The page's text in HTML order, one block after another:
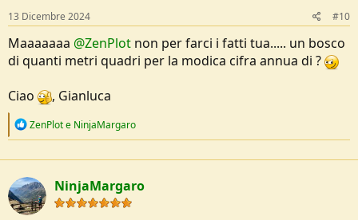
s
:
13 Dicembre 2024 #10
Maaaaaaa @ZenPlot non per farci i fatti tua..... un bosco
di quanti metri quadri per la modica cifra annua di ?
Ciao
, Gianluca
R
c
t
i
o
n
ZenPlote NinjaMargaro
NinjaMargaro